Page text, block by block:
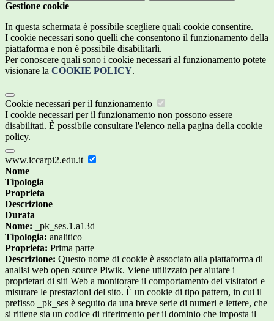
Gestione cookie
In questa schermata è possibile scegliere quali cookie consentire.
I cookie necessari sono quelli che consentono il funzionamento della
piattaforma e non è possibile disabilitarli.
Per conoscere quali sono i cookie necessari al funzionamento potete
visionare la COOKIE POLICY.
Cookie necessari per il funzionamento
I cookie necessari per il funzionamento non possono essere
disabilitati. È possibile consultare l'elenco nella pagina della cookie
policy.
www.iccarpi2.edu.it
Nome
Tipologia
Proprieta
Descrizione
Durata
Nome: _pk_ses.1.a13d
Tipologia: analitico
Proprieta: Prima parte
Descrizione: Questo nome di cookie è associato alla piattaforma di
analisi web open source Piwik. Viene utilizzato per aiutare i
proprietari di siti Web a monitorare il comportamento dei visitatori e
misurare le prestazioni del sito. È un cookie di tipo pattern, in cui il
prefisso _pk_ses è seguito da una breve serie di numeri e lettere, che
si ritiene sia un codice di riferimento per il dominio che imposta il